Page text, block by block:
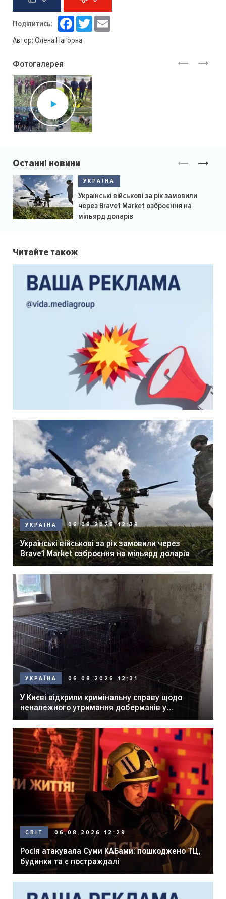
Поділитись: Facebook
Twitter
Автор: Олена Нагорна
Фотогалерея
Останні новини
УКРАЇНА
Українські військові за рік замовили
через Brave1 Market озброєння на
мільярд доларів
Читайте також
УКРАЇНА 06.08.2026 12:39
Українські військові за рік замовили через
Brave1 Market озброєння на мільярд доларів
УКРАЇНА 06.08.2026 12:31
У Києві відкрили кримінальну справу щодо
неналежного утримання доберманів у
розпліднику
СВІТ 06.08.2026 12:29
Росія атакувала Суми КАБами: пошкоджено ТЦ,
будинки та є постраждалі